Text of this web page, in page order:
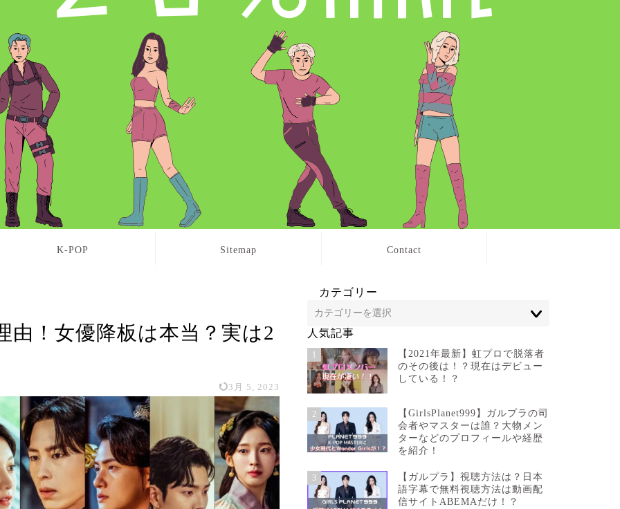
K-POP Sitemap Contact
由！女優降板は本当？実は2
3月 5, 2023
カテゴリー
人気記事
1
【2021年最新】虹プロで脱落者
のその後は！？現在はデビュー
している！？
2
【GirlsPlanet999】ガルプラの司
会者やマスターは誰？大物メン
ターなどのプロフィールや経歴
を紹介！
3
【ガルプラ】視聴方法は？日本
語字幕で無料視聴方法は動画配
信サイトABEMAだけ！？